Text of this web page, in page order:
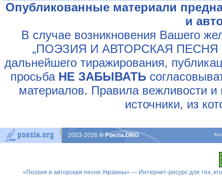
Опубликованные материали
и
В случае возникновения Вашего
„ПОЭЗИЯ И АВТОРСКАЯ ПЕСНЯ
дальнейшего тиражирования,
просьба НЕ ЗАБЫВАТЬ
материалов. Правила вежливости и
источники, из
2003-2026© Poezia.ORG
«Поэзия и авторская песня Украины» — Интернет-ресурс для тех,